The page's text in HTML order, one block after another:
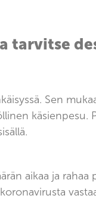
tarvitse
Sen
käsienpesu.
aikaa ja